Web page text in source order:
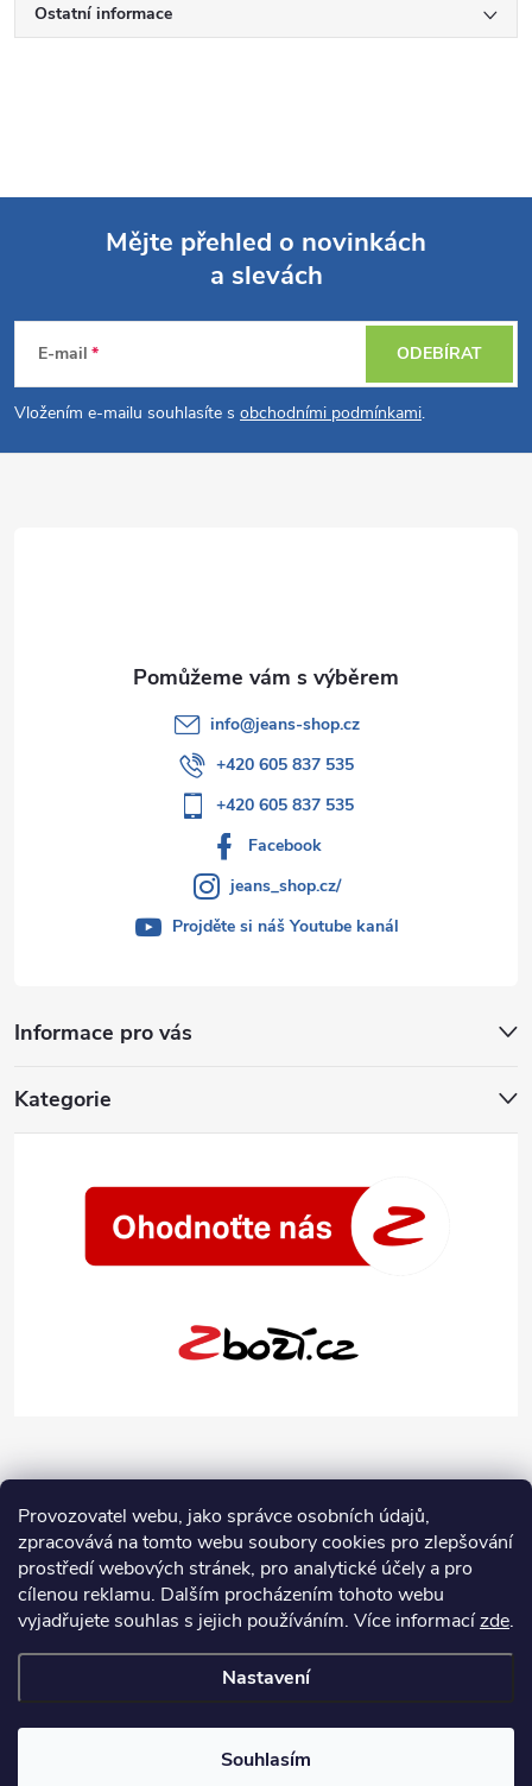
Provozovatel webu, jako správce osobních údajů,
zpracovává na tomto webu soubory cookies pro zlepšování
prostředí webových stránek, pro analytické účely a pro
cílenou reklamu. Dalším procházením tohoto webu
vyjadřujete souhlas s jejich používáním. Více informacízde.
Nastavení
Souhlasím
Ostatní informace
p
a
Mějte přehled o novinkách
a slevách
E-mail
Vložením e-mailu souhlasíte s obchodními podmínkami.
ODEBÍRAT
Informace pro vás
Kategorie
info@jeans-shop.cz
+420 605 837 535
+420 605 837 535
Facebook
jeans_shop.cz/
Projděte si náš Youtube kanál
nastavení cookies